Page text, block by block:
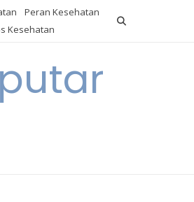
Peran Kesehatan
Kesehatan